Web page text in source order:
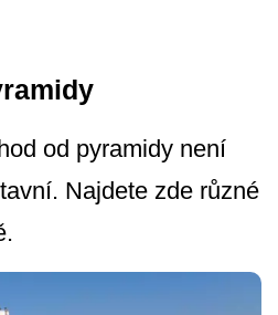
od pyramidy není
Najdete zde různé